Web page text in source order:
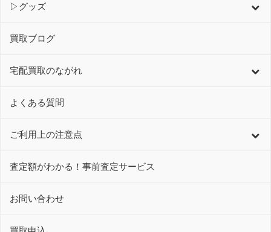
▷グッズ
買取ブログ
宅配買取のながれ
よくある質問
ご利用上の注意点
査定額がわかる！事前査定サービス
お問い合わせ